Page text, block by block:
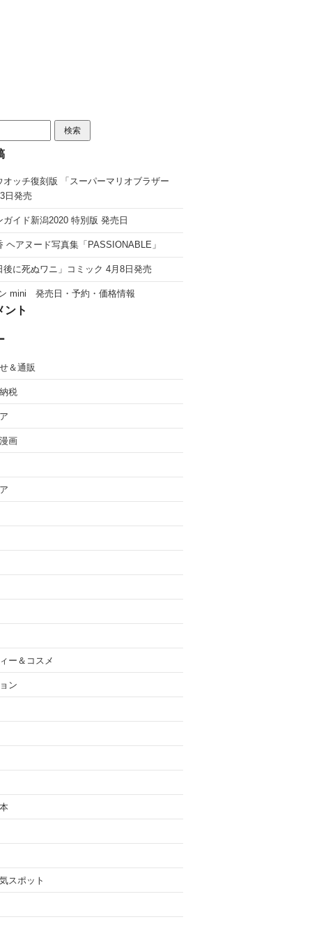
オッチ復刻版 「スーパーマリオブラザー
日発売
ガイド新潟2020 特別版 発売日
ヘアヌード写真集「PASSIONABLE」
後に死ぬワニ」コミック 4月8日発売
mini 発売日・予約・価格情報
ント
＆通販
税
画
ー＆コスメ
ン
スポット